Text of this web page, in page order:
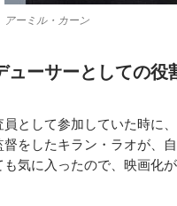
アーミル・カーン
ューサーとしての
として参加していた時に
をしたキラン・ラオが、
気に入ったので、映画化が